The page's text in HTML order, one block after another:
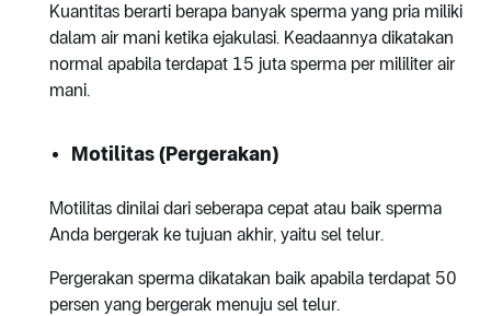
Kuantitas berarti berapa banyak sperma yang pria miliki
dalam air mani ketika ejakulasi. Keadaannya dikatakan
normal apabila terdapat 15 juta sperma per mililiter air
mani.
Motilitas (Pergerakan)
Motilitas dinilai dari seberapa cepat atau baik sperma
Anda bergerak ke tujuan akhir, yaitu sel telur.
Pergerakan sperma dikatakan baik apabila terdapat 50
persen yang bergerak menuju sel telur.